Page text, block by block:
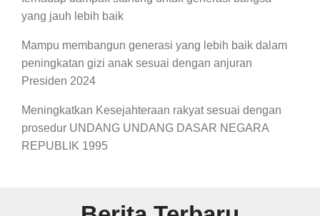
yang jauh lebih baik
Mampu membangun generasi yang lebih baik dalam
peningkatan gizi anak sesuai dengan anjuran
Presiden 2024
Meningkatkan Kesejahteraan rakyat sesuai dengan
prosedur UNDANG UNDANG DASAR NEGARA
REPUBLIK 1995